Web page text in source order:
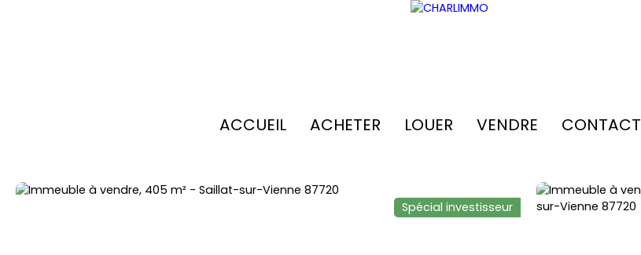
ACCUEIL ACHETER LOUER VENDRE CONTACT
Spécial investisseur